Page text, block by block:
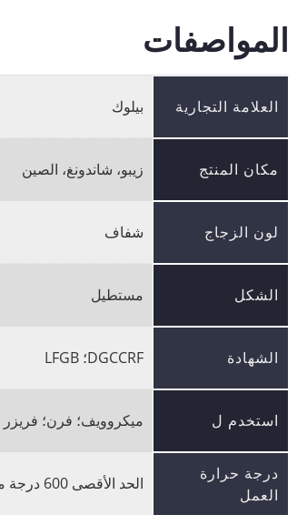
المواصفات
العلامة التجارية بيلوك
مكان المنتج زيبو، شاندونغ، الصين
لون الزجاج شفاف
الشكل مستطيل
الشهادة DGCCRF؛ LFGB
استخدم ل ميكروويف؛ فرن؛
درجة حرارة
العمل
الحد الأقصى 600 درجة مئوية؛ الحد الأدنى -40 درجة مئوية؛ الصدمة الحرارية 120 درجة مئوية